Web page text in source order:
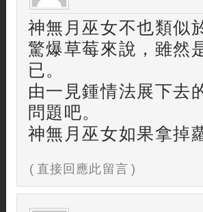
神無月巫女不也類似
驚爆草莓來說，雖然
已。
由一見鍾情法展下去
問題吧。
神無月巫女如果拿掉
( 直接回應此留言 )